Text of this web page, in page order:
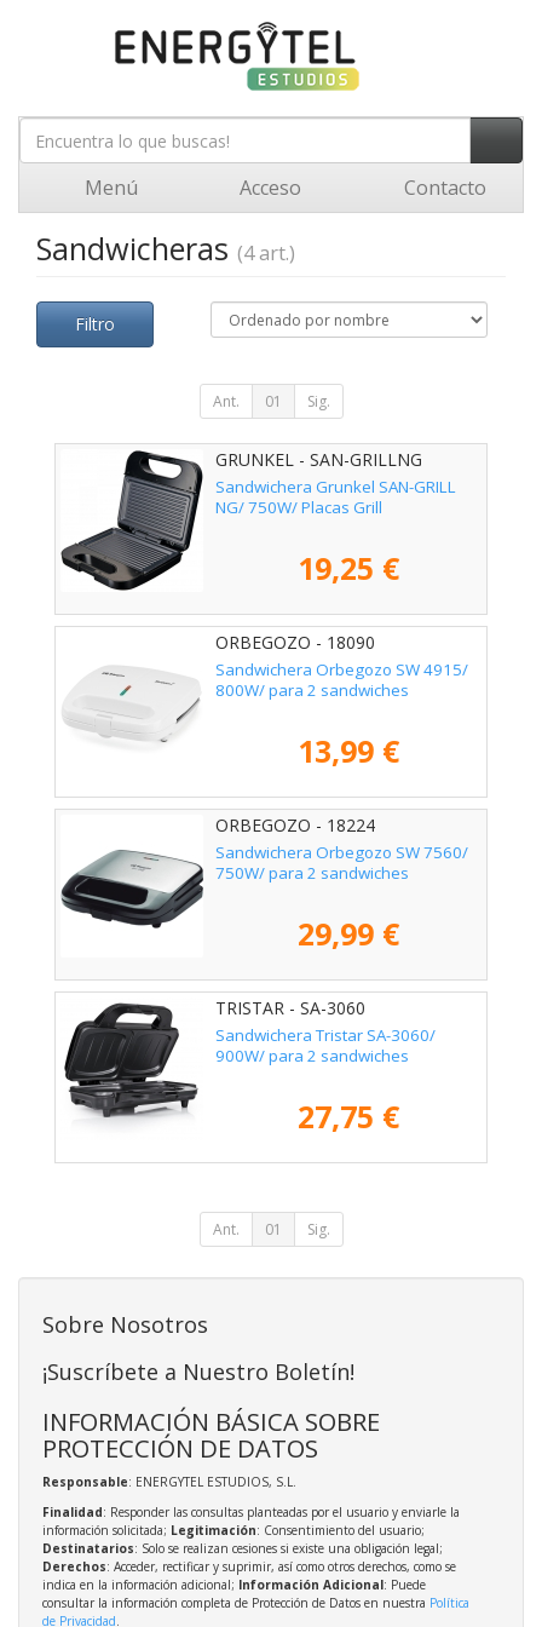
Menú Acceso Contacto
Sandwicheras (4 art.)
Filtro
Ant. 01 Sig.
GRUNKEL - SAN-GRILLNG
Sandwichera Grunkel SAN-GRILL
NG/ 750W/ Placas Grill
19,25 €
ORBEGOZO - 18090
Sandwichera Orbegozo SW 4915/
800W/ para 2 sandwiches
13,99 €
ORBEGOZO - 18224
Sandwichera Orbegozo SW 7560/
750W/ para 2 sandwiches
29,99 €
TRISTAR - SA-3060
Sandwichera Tristar SA-3060/
900W/ para 2 sandwiches
27,75 €
Ant. 01 Sig.
Sobre Nosotros
¡Suscríbete a Nuestro Boletín!
INFORMACIÓN BÁSICA SOBRE
PROTECCIÓN DE DATOS
Responsable: ENERGYTEL ESTUDIOS, S.L.
Finalidad: Responder las consultas planteadas por el usuario y enviarle la
información solicitada; Legitimación: Consentimiento del usuario;
Destinatarios: Solo se realizan cesiones si existe una obligación legal;
Derechos: Acceder, rectificar y suprimir, así como otros derechos, como se
indica en la información adicional; Información Adicional: Puede
consultar la información completa de Protección de Datos en nuestra Política
de Privacidad.